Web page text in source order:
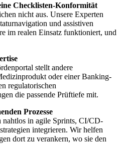
Checklisten-Konformität
nicht aus. Unsere Experten
und assistiven
im realen Einsatz funktioniert, und
stellt andere
oder einer Banking-
regulatorischen
die passende Prüftiefe mit.
Prozesse
nahtlos in agile Sprints, CI/CD-
integrieren. Wir helfen
dort zu verankern, wo sie den